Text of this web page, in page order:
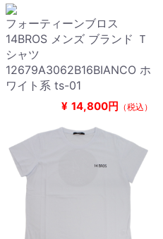
フォーティーンブロス
14BROS メンズ ブランド Ｔ
シャツ
12679A3062B16BIANCO ホ
ワイト系 ts-01
¥ 14,800円 （税込）